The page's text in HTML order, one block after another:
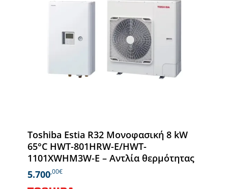
Toshiba Estia R32 Μονοφασική 8 kW
65°C HWT-801HRW-E/HWT-
1101XWHM3W-E – Αντλία θερμότητας
5.700,00€